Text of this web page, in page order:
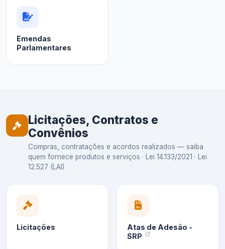
Emendas
Parlamentares
Licitações, Contratos e
Convênios
Compras, contratações e acordos realizados — saiba
quem fornece produtos e serviços · Lei 14.133/2021 · Lei
12.527 (LAI)
Licitações
Atas de Adesão -
SRP